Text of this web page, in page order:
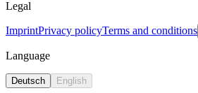
Legal
ImprintPrivacy policyTerms and conditions
Language
Deutsch English